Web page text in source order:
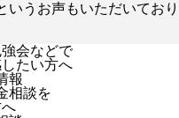
いうお声もいただいており
会などで
たい方へ
報
相談を